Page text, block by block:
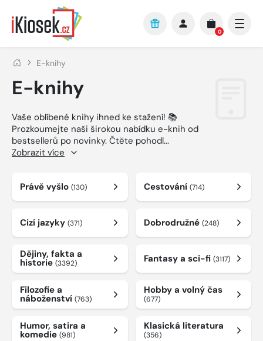
Přejít na hlavní obsah
0
E-knihy
E-knihy
Vaše oblíbené knihy ihned ke stažení! 📚
Prozkoumejte naši širokou nabídku e-knih od
bestsellerů po novinky. Čtěte pohodl...
Zobrazit více
Právě vyšlo (130) Cestování (714)
Cizí jazyky (371) Dobrodružné (248)
Dějiny, fakta a
historie (3392) Fantasy a sci-fi (3117)
Filozofie a
náboženství (763)
Hobby a volný čas
(677)
Humor, satira a
komedie (981)
Klasická literatura
(356)